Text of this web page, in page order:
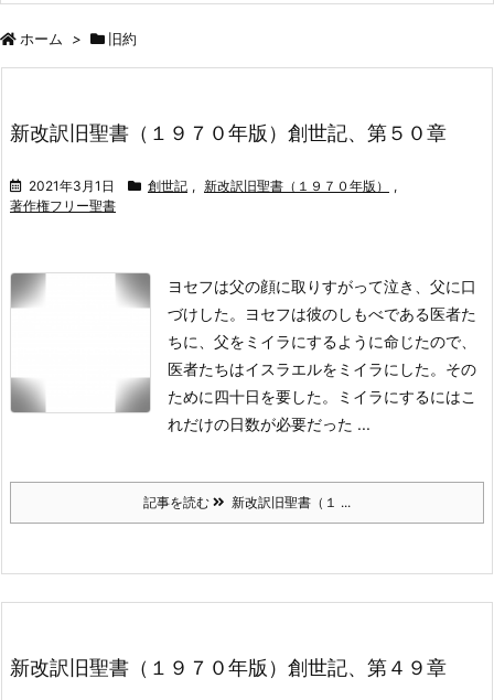
ホーム > 旧約
新改訳旧聖書（１９７０年版）創世記、第５０章
2021年3月1日 創世記 , 新改訳旧聖書（１９７０年版）
,
著作権フリー聖書
ヨセフは父の顔に取りすがって泣き、父に口
づけした。
ヨセフは彼のしもべである医者た
ちに、父をミイラにするように命じたので、
医者たちはイスラエルをミイラにした。 その
ために四十日を要した。ミイラにするにはこ
れだけの日数が必要だった ...
記事を読む 新改訳旧聖書（１ ...
新改訳旧聖書（１９７０年版）創世記、第４９章